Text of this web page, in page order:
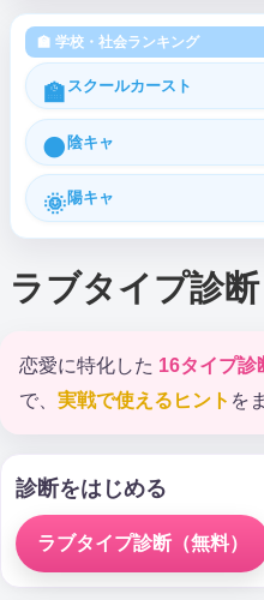
🏫 学校・社会ランキング
🏫 スクールカースト
🌑陰キャ
🌞 陽キャ
ラブタイプ診
恋愛に特化した 16タイプ診
で、 実戦で使えるヒント を
診断をはじめる
ラブタイプ診断（無料）